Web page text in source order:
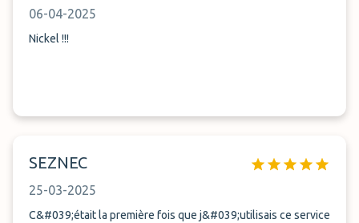
06-04-2025
Nickel !!!
SEZNEC
25-03-2025
C&#039;était la première fois que j&#039;utilisais ce service